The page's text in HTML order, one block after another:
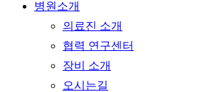
병원소개
의료진 소개
협력 연구센터
장비 소개
오시는길